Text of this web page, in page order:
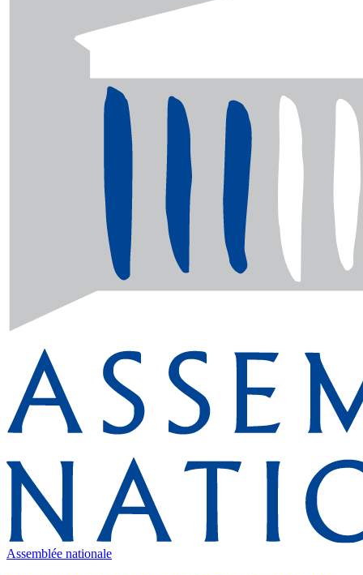
Assemblée nationale